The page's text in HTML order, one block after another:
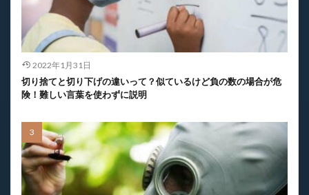
2022年1月31日
切り捨てと切り下げの違いって？似ているけど負の数の場合が危
険！難しい言葉を使わずに説明